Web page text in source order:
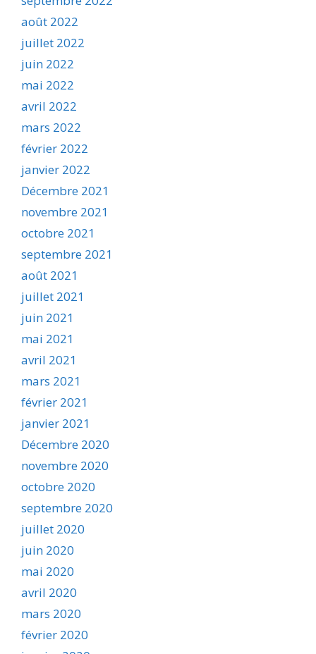
août 2022
juillet 2022
juin 2022
mai 2022
avril 2022
mars 2022
février 2022
janvier 2022
Décembre 2021
novembre 2021
octobre 2021
septembre 2021
août 2021
juillet 2021
juin 2021
mai 2021
avril 2021
mars 2021
février 2021
janvier 2021
Décembre 2020
novembre 2020
octobre 2020
septembre 2020
juillet 2020
juin 2020
mai 2020
avril 2020
mars 2020
février 2020